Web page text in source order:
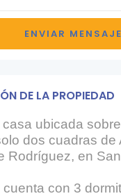
DE LA PROPIEDAD
ubicada
dos cuadras de
Rodríguez, en
cuenta con 3